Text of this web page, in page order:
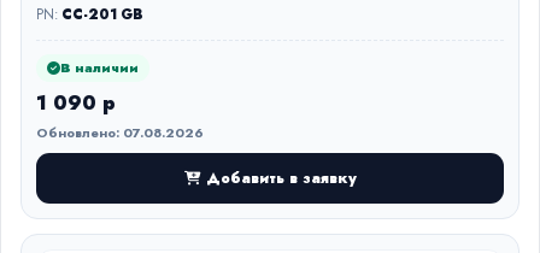
PN: CC-201 GB
В наличии
1 090 р
Обновлено: 07.08.2026
Добавить в заявку